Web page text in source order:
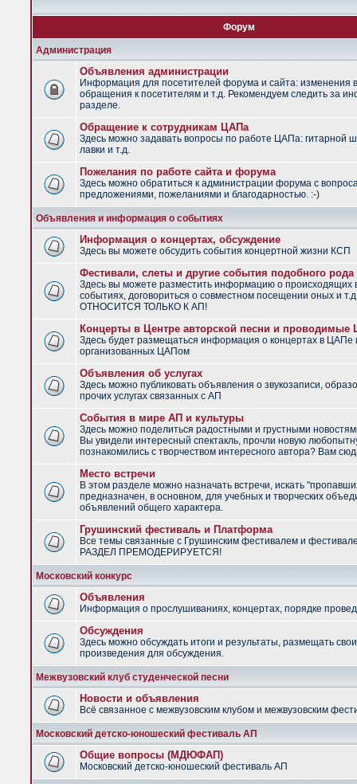
Форум
Администрация
Объявления администрации
Информация для посетителей форума и сайта: изменения
обращения к посетителям и т.д. Рекомендуем следить за
разделе.
Обращение к сотрудникам ЦАПа
Здесь можно задавать вопросы по работе ЦАПа: гитарной
лавки и т.д.
Пожелания по работе сайта и форума
Здесь можно обратиться к администрации форума с
предложениями, пожеланиями и благодарностью. :-)
Объявления и информация о событиях
Информация о концертах, обсуждение
Здесь вы можете обсудить события концертной жизни КСП
Фестивали, слеты и другие события подобного рода
Здесь вы можете разместить информацию о
событиях, договориться о совместном посещении оных и
ОТНОСИТСЯ ТОЛЬКО К АП!
Концерты в Центре авторской песни и
Здесь будет размещаться информация о концертах в ЦАПе
организованных ЦАПом
Объявления об услугах
Здесь можно публиковать объявления о звукозаписи,
прочих услугах связанных с АП
События в мире АП и культуры
Здесь можно поделиться радостными и грустными
Вы увидели интересный спектакль, прочли новую
познакомились с творчеством интересного автора? Вам
Место встречи
В этом разделе можно назначать встречи, искать
предназначен, в основном, для учебных и творческих
объявлений общего характера.
Грушинский фестиваль и Платформа
Все темы связанные с Грушинским фестивалем и
РАЗДЕЛ ПРЕМОДЕРИРУЕТСЯ!
Московский конкурс
Объявления
Информация о прослушиваниях, концертах, порядке
Обсуждения
Здесь можно обсуждать итоги и результаты, размещать
произведения для обсуждения.
Межвузовский клуб студенческой песни
Новости и объявления
Всё связанное с межвузовским клубом и межвузовским
Московский детско-юношеский фестиваль АП
Общие вопросы (МДЮФАП)
Московский детско-юношеский фестиваль АП